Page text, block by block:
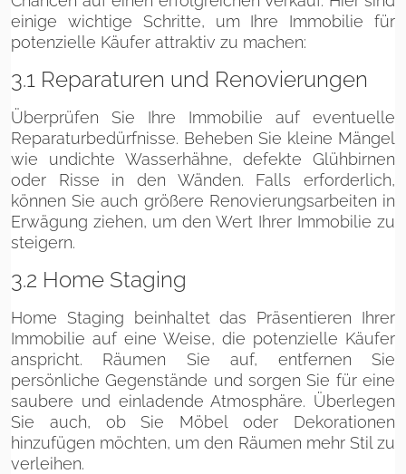
einige wichtige Schritte, um Ihre Immobilie für
potenzielle Käufer attraktiv zu machen:
3.1 Reparaturen und Renovierungen
Überprüfen Sie Ihre Immobilie auf eventuelle
Reparaturbedürfnisse. Beheben Sie kleine Mängel
wie undichte Wasserhähne, defekte Glühbirnen
oder Risse in den Wänden. Falls erforderlich,
können Sie auch größere Renovierungsarbeiten in
Erwägung ziehen, um den Wert Ihrer Immobilie zu
steigern.
3.2 Home Staging
Home Staging beinhaltet das Präsentieren Ihrer
Immobilie auf eine Weise, die potenzielle Käufer
anspricht. Räumen Sie auf, entfernen Sie
persönliche Gegenstände und sorgen Sie für eine
saubere und einladende Atmosphäre. Überlegen
Sie auch, ob Sie Möbel oder Dekorationen
hinzufügen möchten, um den Räumen mehr Stil zu
verleihen.